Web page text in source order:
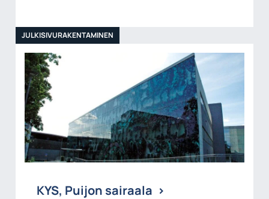
JULKISIVURAKENTAMINEN
KYS, Puijon sairaala